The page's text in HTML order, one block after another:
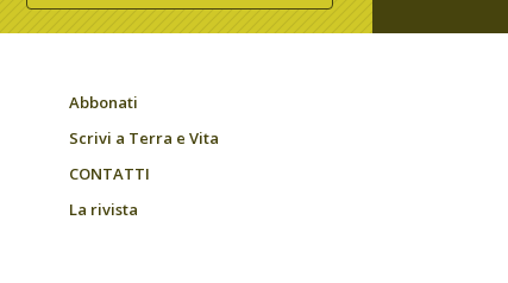
Abbonati
Scrivi a Terra e Vita
CONTATTI
La rivista